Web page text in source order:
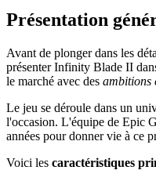
Présentation
Avant de plonger dans les
présenter Infinity Blade II
le marché avec des ambitions
Le jeu se déroule dans un
l'occasion. L'équipe de Epic
années pour donner vie à ce
Voici les caractéristiques